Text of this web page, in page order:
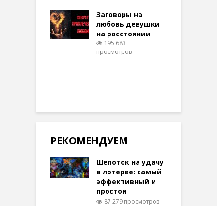
Заговоры на
любовь девушки
на расстоянии
195 683
просмотров
РЕКОМЕНДУЕМ
Шепоток на удачу
в лотерее: самый
эффективный и
простой
87 279 просмотров